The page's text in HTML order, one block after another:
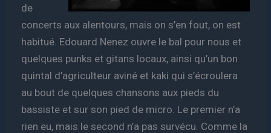
de
concerts aux alentours, mais on s’en fout, on est
habitué. Edouard Nenez ouvre le bal pour nous et
quelques punks et gitans locaux, ainsi qu’un bon
quintal d’agriculteur aviné et kaki qui s’écroulera
au bout de quelques chansons aux pieds du
bassiste et sur son pied de micro. Le premier n’a
rien eu, mais le second n’a pas survécu. Comme la